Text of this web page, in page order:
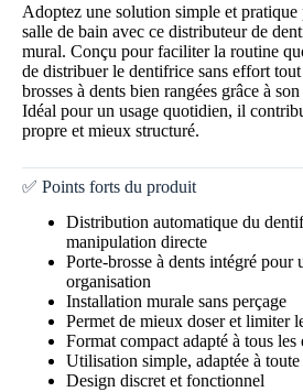
Adoptez une solution simple et
salle de bain avec ce distributeur de
mural. Conçu pour faciliter la routine
de distribuer le dentifrice sans effort
brosses à dents bien rangées grâce à
Idéal pour un usage quotidien, il
propre et mieux structuré.
✅ Points forts du produit
Distribution automatique du
manipulation directe
Porte-brosse à dents intégré pour
organisation
Installation murale sans perçage
Permet de mieux doser et limiter
Format compact adapté à tous les
Utilisation simple, adaptée à
Design discret et fonctionnel